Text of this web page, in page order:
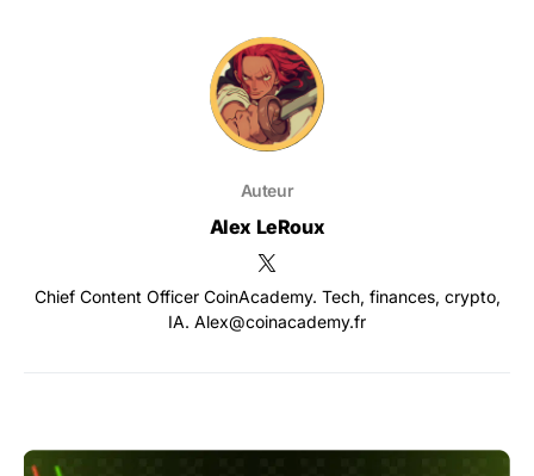
Auteur
Alex LeRoux
Chief Content Officer CoinAcademy. Tech, finances, crypto,
IA. Alex@coinacademy.fr